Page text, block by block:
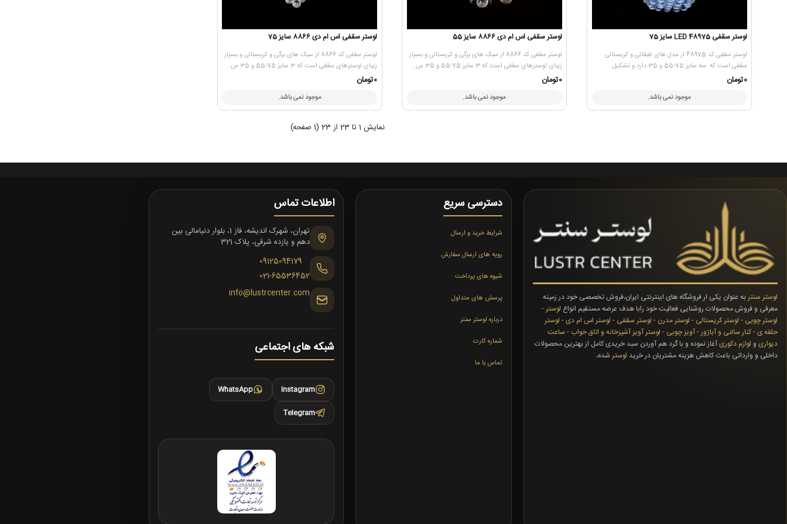
لوستر سقفی 48975 LED سایز 75
لوستر سقفی کد 48975 از مدل های طبقاتی و کریستالی
سقفی است که سه سایز 75-55 و 35 دارد و تشکیل..
0تومان
موجود نمی باشد.
لوستر سقفی اس ام دی 8866 سایز 55
لوستر سقفی کد 8866 از سبک های برگی و کریستالی و بسیار
زیبای لوسترهای سقفی است که 3 سایز 75-55 و 35 س..
0تومان
موجود نمی باشد.
لوستر سقفی اس ام دی 8866 سایز 75
لوستر سقفی کد 8866 از سبک های برگی و کریستالی و بسیار
زیبای لوسترهای سقفی است که 3 سایز 75-55 و 35 س..
0تومان
موجود نمی باشد.
نمایش 1 تا 23 از 23 (1 صفحه)
لوستر سنتربه عنوان یکی ار فروشگاه های اینترنتی ایران،فروش تخصصی خود در زمینه
معرفی و فروش محصولات روشنایی فعالیت خود رابا هدف عرضه مستقیم انواع لوستر-
لوستر چوبی - لوستر کریستالی - لوستر مدرن - لوستر سقفی - لوستر اس ام دی- لوستر
حلقه ی-کنار سالنی و آباژور-آویز چوبی - لوستر آویز آشپزخانه و اتاق خواب - ساعت
دیواری و لوازم دکوریآغاز نموده و با گرد هم آوردن سبد خریدی کامل از بهترین محصولات
داخلی و وارداتی باعث کاهش هزینه مشتریان در خرید لوسترشده،
دسترسی سریع
شرایط خرید و ارسال
رویه های ارسال سفارش
شیوه های پرداخت
پرسش های متداول
درباره لوستر سنتر
شماره کارت
تماس با ما
اطلاعات تماس
تهران، شهرک اندیشه، فاز 1، بلوار دنیامالی بین
دهم و یازده شرقی، پلاک 321
09125094179
021-65536452
info@lustrcenter.com
شبکه های اجتماعی
Instagram
WhatsApp
Telegram